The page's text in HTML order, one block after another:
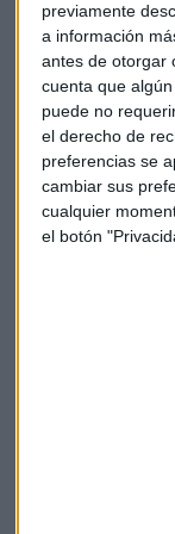
previamente
a información
antes de otorgar
cuenta que
puede no
el derecho de
preferencias se
cambiar sus
cualquier
el botón
impacto de los
recesión. En una
los camioneros
por temor a una
de abril.
El fabricante de
estadounidense
Atomotriz por